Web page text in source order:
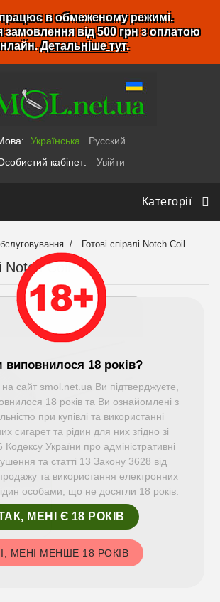
в обмеженому режимі.
від 500 грн з оплатою
Детальніше тут.
Українська
Русский
кабінет:
Увійти
Категорії
Готові спіралі Notch Coil
Notch Coil
виповнилося 18 років?
сайт smol.net.ua Ви підтверджуєте,
18 років та Ви ознайомлені з
при купівлі та використанні
сигарет та рідин для них згідно зі
України про адміністративні
та статті 13 Закону 3628 від
та використання електронних
особами, що не досягли 18 років.
МЕНІ Є 18 РОКІВ
МЕНІ МЕНШЕ 18 РОКІВ